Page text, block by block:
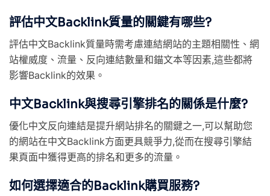
評估中文Backlink質量的關鍵有哪些?
評估中文Backlink質量時需考慮連結網站的主題相關性、網
站權威度、流量、反向連結數量和錨文本等因素,這些都將
影響Backlink的效果。
中文Backlink與搜尋引擎排名的關係是什麼?
優化中文反向連結是提升網站排名的關鍵之一,可以幫助您
的網站在中文Backlink方面更具競爭力,從而在搜尋引擎結
果頁面中獲得更高的排名和更多的流量。
如何選擇適合的Backlink購買服務?